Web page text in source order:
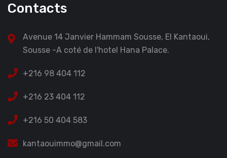
Contacts
Avenue 14 Janvier Hammam Sousse, El Kantaoui,
Sousse -A coté de l'hotel Hana Palace.
+216 98 404 112
+216 23 404 112
+216 50 404 583
kantaouimmo@gmail.com